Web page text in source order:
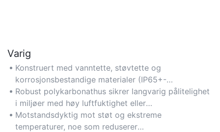
Varig
Konstruert med vanntette, støvtette og
korrosjonsbestandige materialer (IP65+-
klassifisering), noe som gjør dem ideelle for tøffe
miljøer som lagerbygninger eller utendørsområder.
Robust polykarbonathus sikrer langvarig pålitelighet
i miljøer med høy luftfuktighet eller
kjemikalieeksponerte omgivelser.
Motstandsdyktig mot støt og ekstreme
temperaturer, noe som reduserer